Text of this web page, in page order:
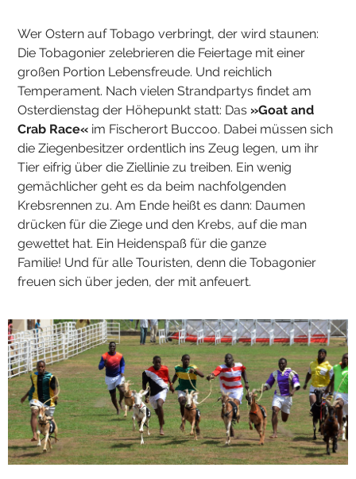
Wer Ostern auf Tobago verbringt, der wird staunen:
Die Tobagonier zelebrieren die Feiertage mit einer
großen Portion Lebensfreude. Und reichlich
Temperament. Nach vielen Strandpartys findet am
Osterdienstag der Höhepunkt statt: Das »Goat and
Crab Race« im Fischerort Buccoo. Dabei müssen sich
die Ziegenbesitzer ordentlich ins Zeug legen, um ihr
Tier eifrig über die Ziellinie zu treiben. Ein wenig
gemächlicher geht es da beim nachfolgenden
Krebsrennen zu. Am Ende heißt es dann: Daumen
drücken für die Ziege und den Krebs, auf die man
gewettet hat. Ein Heidenspaß für die ganze
Familie! Und für alle Touristen, denn die Tobagonier
freuen sich über jeden, der mit anfeuert.